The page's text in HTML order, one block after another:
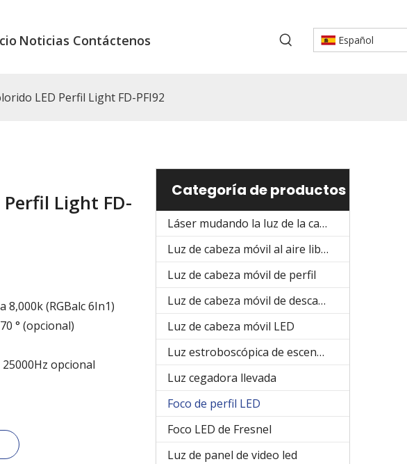
Noticias Contáctenos Español
LED Perfil Light FD-PFI92
Light FD-
(RGBalc 6In1)
° (opcional)
opcional
Categoría de productos
Láser mudando la luz de la cabeza
Luz de cabeza móvil al aire libre
Luz de cabeza móvil de perfil
Luz de cabeza móvil de descarga
Luz de cabeza móvil LED
Luz estroboscópica de escenario
Luz cegadora llevada
Foco de perfil LED
Foco LED de Fresnel
Luz de panel de video led